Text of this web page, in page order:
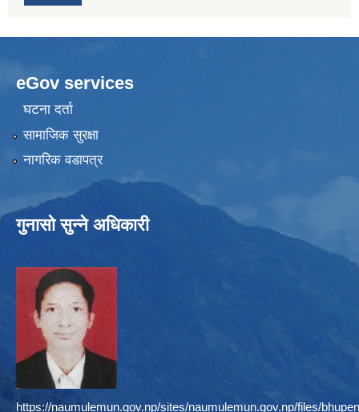
eGov services
घटना दर्ता
सामाजिक सुरक्षा
नागरिक वडापत्र
गुनासो सुन्ने अधिकारी
https://naumulemun.gov.np/sites/naumulemun.gov.np/files/